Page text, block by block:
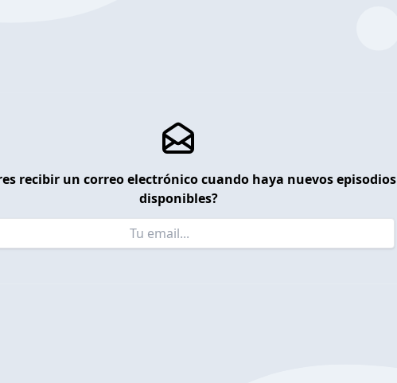
recibir un correo electrónico cuando haya nuevos episodios
disponibles?